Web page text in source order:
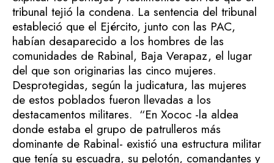
tribunal tejió la condena. La sentencia del tribunal
estableció que el Ejército, junto con las PAC,
habían desaparecido a los hombres de las
comunidades de Rabinal, Baja Verapaz, el lugar
del que son originarias las cinco mujeres.
Desprotegidas, según la judicatura, las mujeres
de estos poblados fueron llevadas a los
destacamentos militares. “En Xococ -la aldea
donde estaba el grupo de patrulleros más
dominante de Rabinal- existió una estructura militar
que tenía su escuadra, su pelotón, comandantes y